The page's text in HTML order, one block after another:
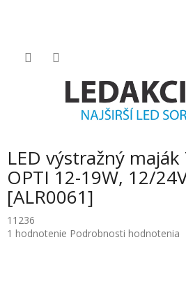
LED výstražný maják
OPTI 12-19W, 12/
[ALR0061]
11236
Priemerné
1 hodnotenie Podrobnosti hodnotenia